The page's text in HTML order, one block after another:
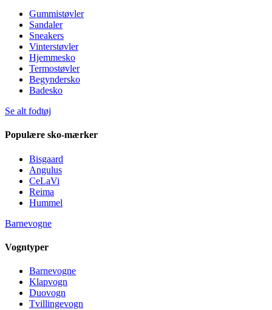
Gummistøvler
Sandaler
Sneakers
Vinterstøvler
Hjemmesko
Termostøvler
Begyndersko
Badesko
Se alt fodtøj
Populære sko-mærker
Bisgaard
Angulus
CeLaVi
Reima
Hummel
Barnevogne
Vogntyper
Barnevogne
Klapvogn
Duovogn
Tvillingevogn